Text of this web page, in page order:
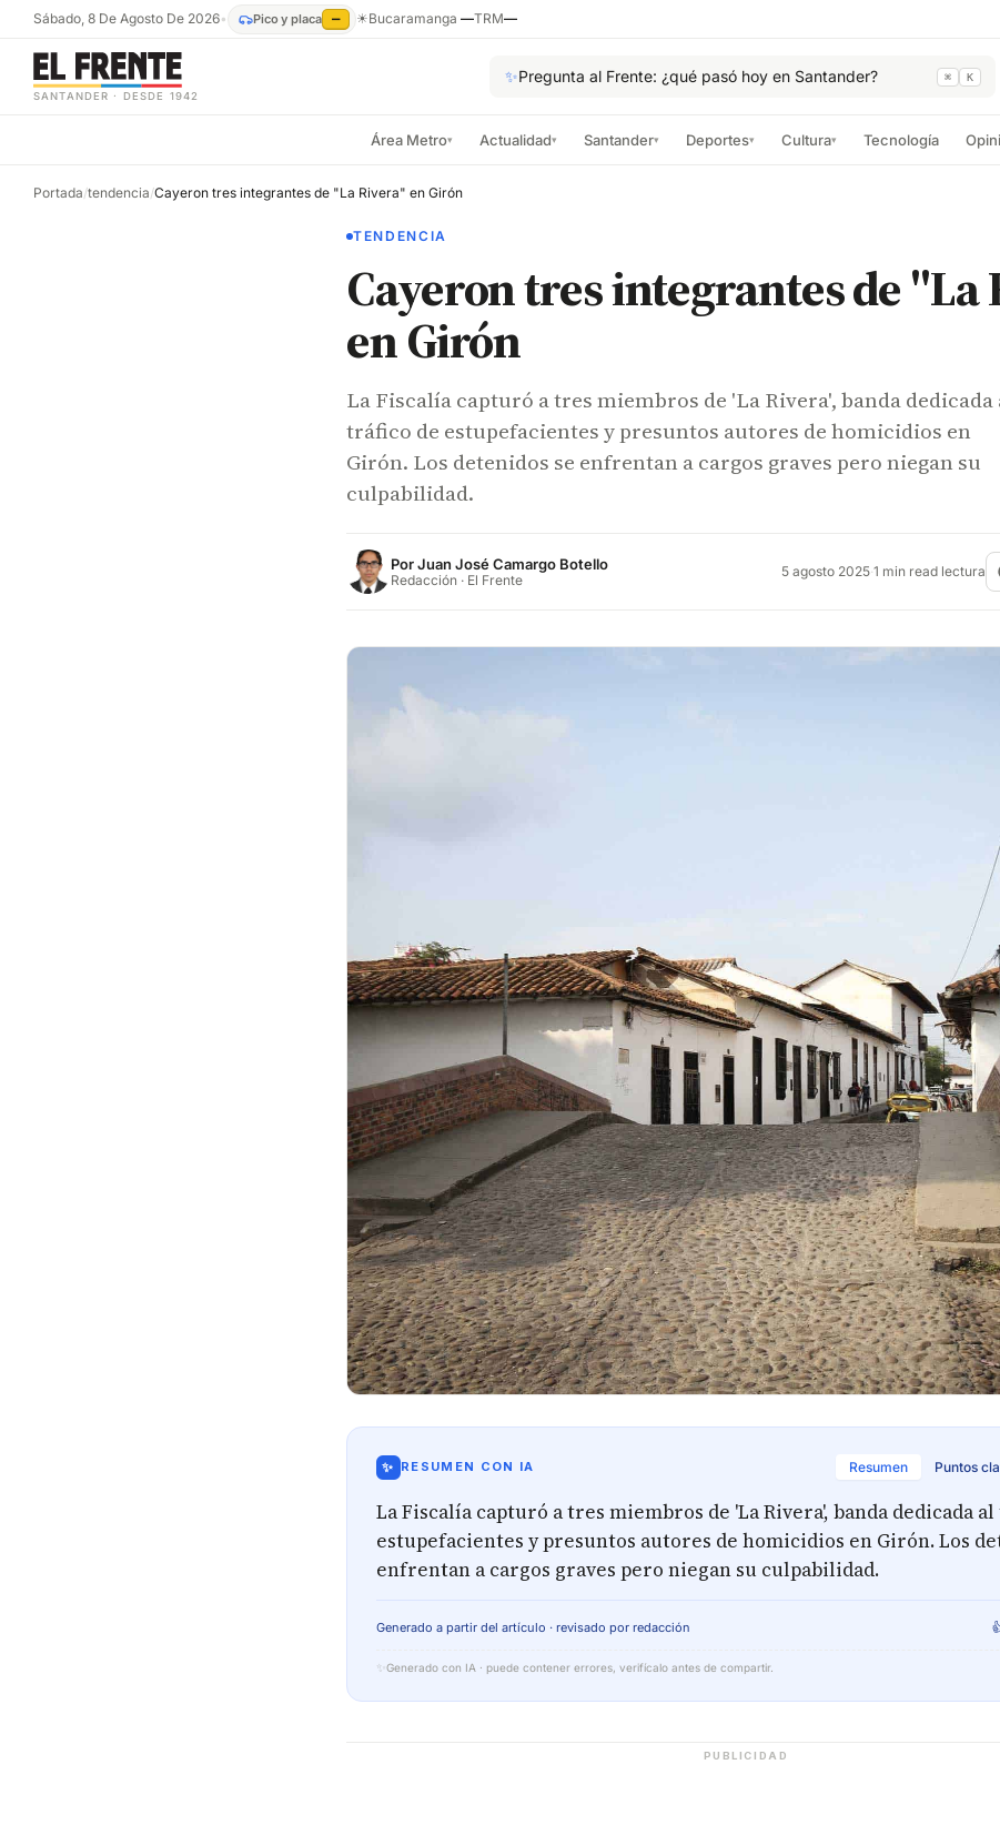
Sábado, 8 De Agosto De 2026• Pico y placa — ☀Bucaramanga—TRM—
SANTANDER · DESDE 1942
✨Pregunta al Frente: ¿qué pasó hoy en Santander? ⌘ K
Área Metro▾ Actualidad▾ Santander▾ Deportes▾ Cultura▾ Tecnología
Portada/tendencia/Cayeron tres integrantes de "La Rivera" en Girón
TENDENCIA
Cayeron tres integrantes de "La
en Girón
La Fiscalía capturó a tres miembros de 'La Rivera', banda dedicada
tráfico de estupefacientes y presuntos autores de homicidios en
Girón. Los detenidos se enfrentan a cargos graves pero niegan su
culpabilidad.
PorJuan José Camargo Botello
Redacción · El Frente 5 agosto 2025·1 min read lectura
✨ RESUMEN CON IA Resumen Puntos
La Fiscalía capturó a tres miembros de 'La Rivera', banda dedicada
estupefacientes y presuntos autores de homicidios en Girón. Los
enfrentan a cargos graves pero niegan su culpabilidad.
Generado a partir del artículo · revisado por redacción
✨ Generado con IA · puede contener errores, verifícalo antes de compartir.
PUBLICIDAD